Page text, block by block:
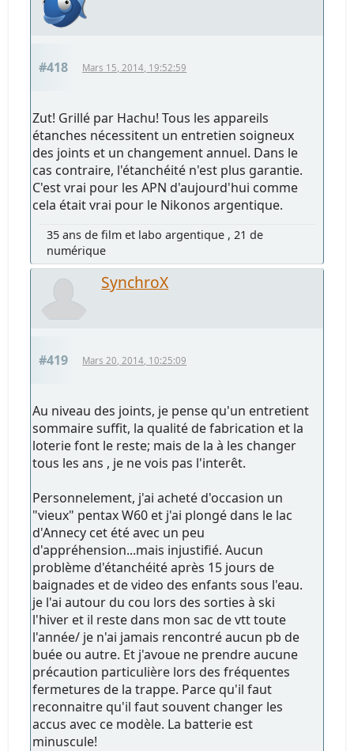
#418 Mars 15, 2014, 19:52:59
Zut! Grillé par Hachu! Tous les appareils
étanches nécessitent un entretien soigneux
des joints et un changement annuel. Dans le
cas contraire, l'étanchéité n'est plus garantie.
C'est vrai pour les APN d'aujourd'hui comme
cela était vrai pour le Nikonos argentique.
35 ans de film et labo argentique , 21 de
numérique
SynchroX
#419 Mars 20, 2014, 10:25:09
Au niveau des joints, je pense qu'un entretient
sommaire suffit, la qualité de fabrication et la
loterie font le reste; mais de la à les changer
tous les ans , je ne vois pas l'interêt.
Personnelement, j'ai acheté d'occasion un
"vieux" pentax W60 et j'ai plongé dans le lac
d'Annecy cet été avec un peu
d'appréhension...mais injustifié. Aucun
problème d'étanchéité après 15 jours de
baignades et de video des enfants sous l'eau.
je l'ai autour du cou lors des sorties à ski
l'hiver et il reste dans mon sac de vtt toute
l'année/ je n'ai jamais rencontré aucun pb de
buée ou autre. Et j'avoue ne prendre aucune
précaution particulière lors des fréquentes
fermetures de la trappe. Parce qu'il faut
reconnaitre qu'il faut souvent changer les
accus avec ce modèle. La batterie est
minuscule!